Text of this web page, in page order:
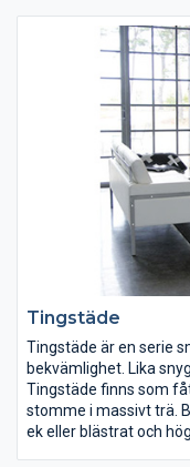
Tingstäde
Tingstäde är en serie
bekvämlighet. Lika
Tingstäde finns som
stomme i massivt trä.
ek eller blästrat och